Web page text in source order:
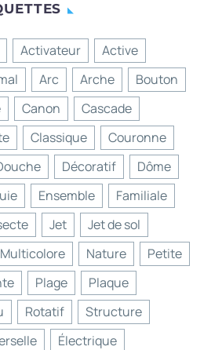
Activateur
Active
Arc Arche
Bouton
Canon
Cascade
Classique
Couronne
Décoratif
Dôme
Ensemble
Familiale
Jet
Jet de sol
Multicolore Nature
Petite
Plage
Plaque
Rotatif
Structure
Électrique